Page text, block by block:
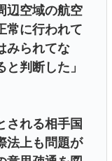
辺空域の航空
常に行われて
みられてな
判断した」
される相手国
法上も問題が